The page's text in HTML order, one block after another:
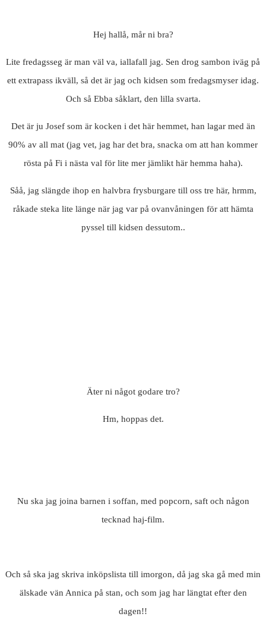
Hej hallå, mår ni bra?
Lite fredagsseg är man väl va, iallafall jag. Sen drog sambon iväg på
ett extrapass ikväll, så det är jag och kidsen som fredagsmyser idag.
Och så Ebba såklart, den lilla svarta.
Det är ju Josef som är kocken i det här hemmet, han lagar med än
90% av all mat (jag vet, jag har det bra, snacka om att han kommer
rösta på Fi i nästa val för lite mer jämlikt här hemma haha).
Såå, jag slängde ihop en halvbra frysburgare till oss tre här, hrmm,
råkade steka lite länge när jag var på ovanvåningen för att hämta
pyssel till kidsen dessutom..
Äter ni något godare tro?
Hm, hoppas det.
Nu ska jag joina barnen i soffan, med popcorn, saft och någon
tecknad haj-film.
Och så ska jag skriva inköpslista till imorgon, då jag ska gå med min
älskade vän Annica på stan, och som jag har längtat efter den
dagen!!